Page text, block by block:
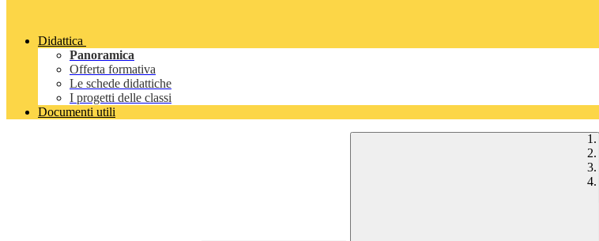
Didattica
Panoramica
Offerta formativa
Le schede didattiche
I progetti delle classi
Documenti utili